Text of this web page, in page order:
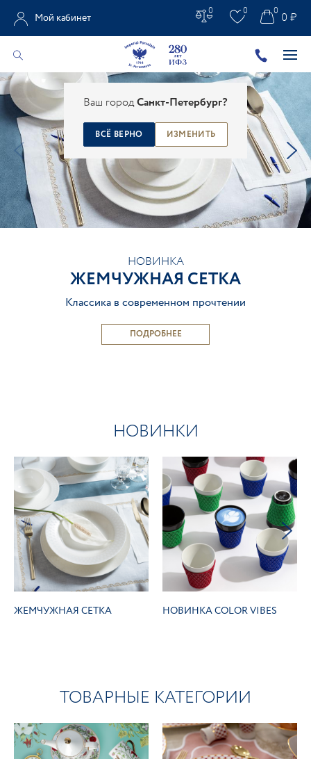
Ваш городСанкт-Петербург?
ВСЁ ВЕРНО ИЗМЕНИТЬ
Мой кабинет
0 0 0 ₽
0
НОВИНКА
ЖЕМЧУЖНАЯ СЕТКА
Классика в современном прочтении
ПОДРОБНЕЕ
НОВИНКИ
ЖЕМЧУЖНАЯ СЕТКА НОВИНКА COLOR VIBES
ТОВАРНЫЕ КАТЕГОРИИ